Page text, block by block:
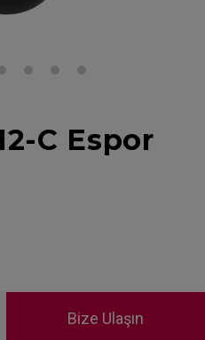
C Espor
Bize Ulaşın